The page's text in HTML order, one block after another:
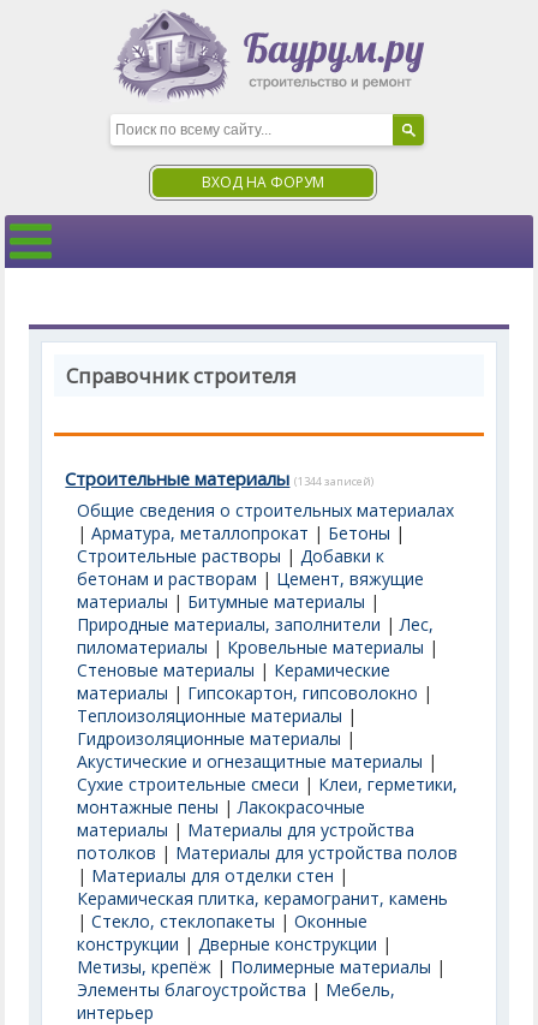
ВХОД НА ФОРУМ
Справочник строителя
Строительные материалы (1344 записей)
Общие сведения о строительных материалах
|Арматура, металлопрокат | Бетоны |
Строительные растворы |Добавки к
бетонам и растворам | Цемент, вяжущие
материалы | Битумные материалы |
Природные материалы, заполнители |Лес,
пиломатериалы | Кровельные материалы |
Стеновые материалы | Керамические
материалы | Гипсокартон, гипсоволокно |
Теплоизоляционные материалы |
Гидроизоляционные материалы |
Акустические и огнезащитные материалы |
Сухие строительные смеси | Клеи, герметики,
монтажные пены |Лакокрасочные
материалы | Материалы для устройства
потолков | Материалы для устройства полов
| Материалы для отделки стен |
Керамическая плитка, керамогранит, камень
|Стекло, стеклопакеты |Оконные
конструкции |Дверные конструкции |
Метизы, крепёж | Полимерные материалы |
Элементы благоустройства | Мебель,
интерьер